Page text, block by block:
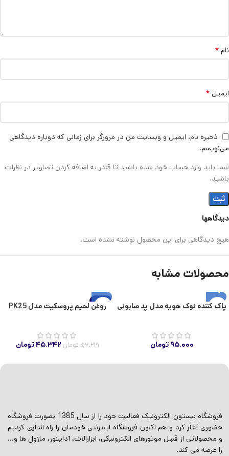
دیدگاهها
هیچ دیدگاهی برای این محصول نوشته نشده است.
نام *
ایمیل *
ذخیره نام، ایمیل و وبسایت من در مرورگر برای زمانی که دوباره دیدگاهی
می‌نویسم.
شما باید وارد حساب خود شده باشید تا قادر به اضافه کردن تصاویر در نظرات
باشید.
محصولات مشابه
پاک کننده نوک هویه مدل پد صابونی
۹۵.۰۰۰ تومان
-21%
اتمام موجودی
روغن لحیم پروسکیت مدل PK25
۵۷.۲۱۹تومان ۴۵.۳۴۲تومان
فروشگاه ببستون الکترونیک فعالیت خود را از سال 1385 بصورت فروشگاه
حضوری آغاز کرد و هم اکنون فروشگاه اینترنتی خودمان را راه اندازی کردیم
و محصولاتی از قبیل موتورهای الکترونیکی، ابزارالات، آداپتور، ماژول ها و…
را عرضه می کند.